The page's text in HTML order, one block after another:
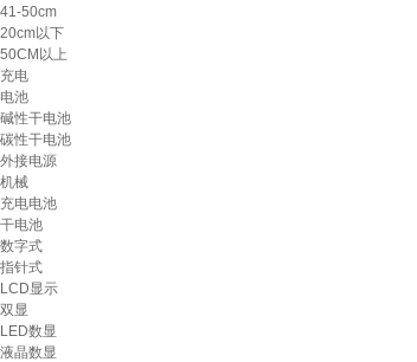
41-50cm
20cm以下
50CM以上
充电
电池
碱性干电池
碳性干电池
外接电源
机械
充电电池
干电池
数字式
指针式
LCD显示
双显
LED数显
液晶数显